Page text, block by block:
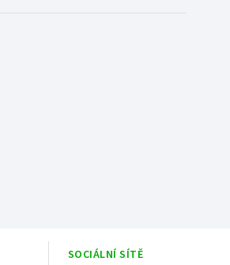
SOCIÁLNÍ SÍTĚ